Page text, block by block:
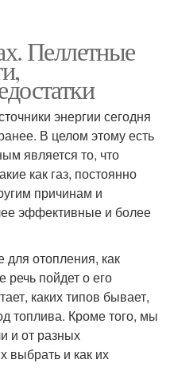
Пеллетные
энергии сегодня
В целом этому есть
является то, что
как газ, постоянно
причинам и
эффективные и более
для отопления, как
речь пойдет о его
каких типов бывает,
топлива. Кроме того, мы
и от разных
выбрать и как их